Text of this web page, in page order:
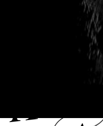
EMAIL: